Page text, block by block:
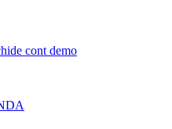
cont demo